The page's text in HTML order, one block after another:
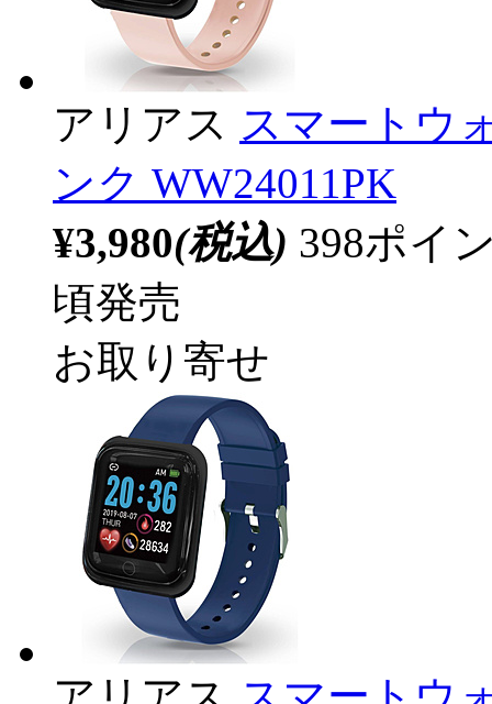
アリアス スマートウ
ンク WW24011PK
¥3,980(税込) 398ポイ
頃発売
お取り寄せ